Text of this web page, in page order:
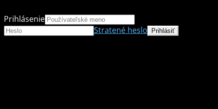
Prihlásenie
Stratené heslo